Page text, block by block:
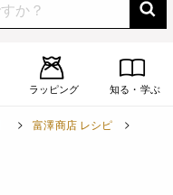
ラッピング 知る・学ぶ
富澤商店 レシピ